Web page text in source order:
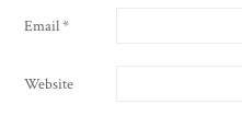
Email*
Website